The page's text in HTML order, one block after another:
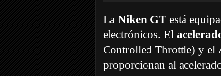
La Niken GT está
electrónicos. El
Controlled Throttle) y el
proporcionan al